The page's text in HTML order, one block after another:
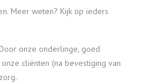
Meer weten? Kijk op ieders
onze onderlinge, goed
cliënten (na bevestiging van